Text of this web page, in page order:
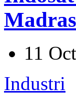
11
Industri